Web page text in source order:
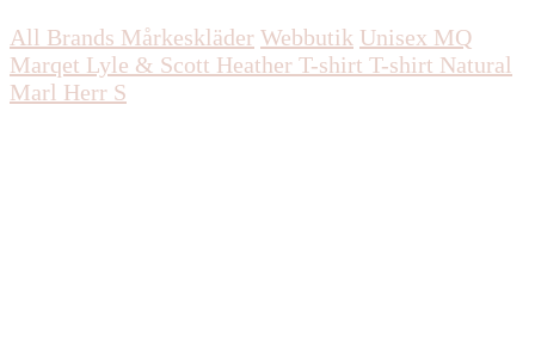
All Brands Mårkeskläder Webbutik Unisex MQ
Marqet Lyle & Scott Heather T-shirt T-shirt Natural
Marl Herr S